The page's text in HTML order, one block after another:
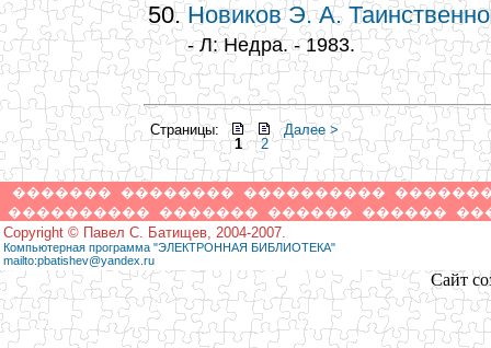
Новиков Э. А.
- Л: Недра. - 1983.
Страницы:
1
2
Далее >
������� �������� ����������
���������� ������� ������ ������
Copyright © Павел С. Батищев, 2004-2007.
Компьютерная программа "ЭЛЕКТРОННАЯ БИБЛИОТЕКА"
mailto:pbatishev@yandex.ru
Сайт